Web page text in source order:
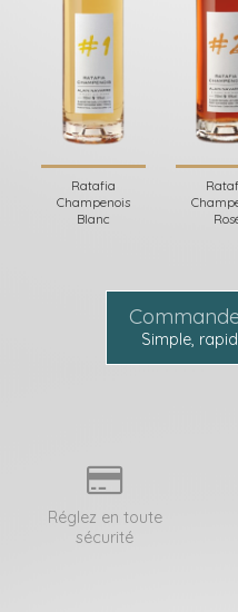
Ratafia
Champenois
Blanc
Simple,
Réglez en toute
sécurité